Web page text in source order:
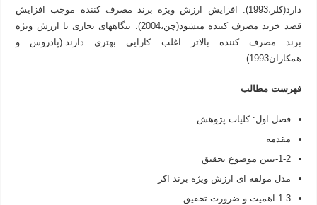
دارد(کلر،1993). افزایش ارزش ویژه برند مصرف کننده موجب افزایش
قصد خرید مصرف کننده میشود(چن،2004). بنگاه­های تجاری با ارزش ویژه
برند مصرف کننده بالاتر اغلب کارایی بهتری دارند.(پادروس و
همکاران1993)
فهرست مطالب
فصل اول: کلیات پژوهش
مقدمه
1-2-تبین موضوع تحقیق
مدل مولفه ای ارزش ویژه برند اکر
1-3-اهمیت و ضرورت تحقیق